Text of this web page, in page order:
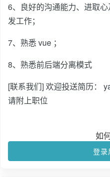
6、良好的沟通能力、进取
发工作；
7、熟悉 vue ；
8、熟悉前后端分离模式
[联系我们] 欢迎投送简历：
请附上职位
如
登录